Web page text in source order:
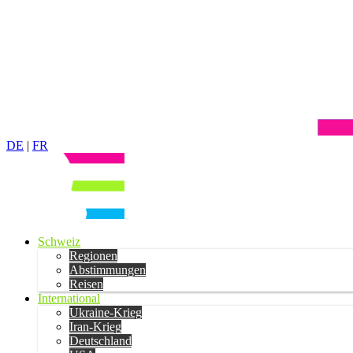
DE | FR
Schweiz
Regionen
Abstimmungen
Reisen
International
Ukraine-Krieg
Iran-Krieg
Deutschland